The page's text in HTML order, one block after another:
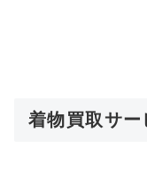
着物買取サー